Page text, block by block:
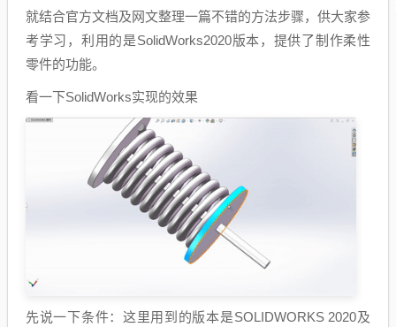
就结合官方文档及网文整理一篇不错的方法步骤，供大家参
考学习，利用的是SolidWorks2020版本，提供了制作柔性
零件的功能。
看一下SolidWorks实现的效果
先说一下条件：这里用到的版本是SOLIDWORKS 2020及